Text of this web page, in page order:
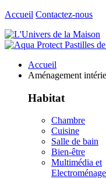
Accueil Contactez-nous
Accueil
Aménagement
Habitat
Chambre
Cuisine
Salle de bain
Bien-être
Multimédia et